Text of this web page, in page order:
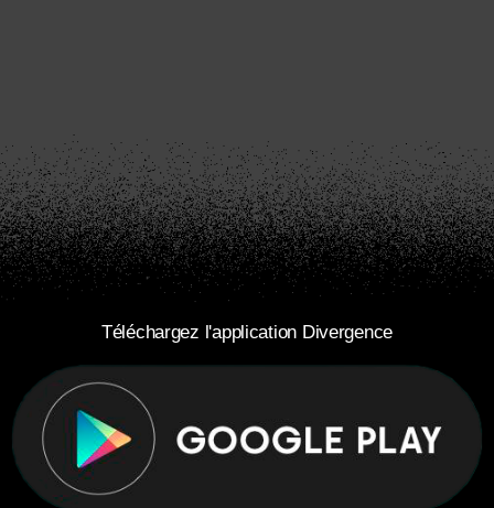
Téléchargez l'application Divergence